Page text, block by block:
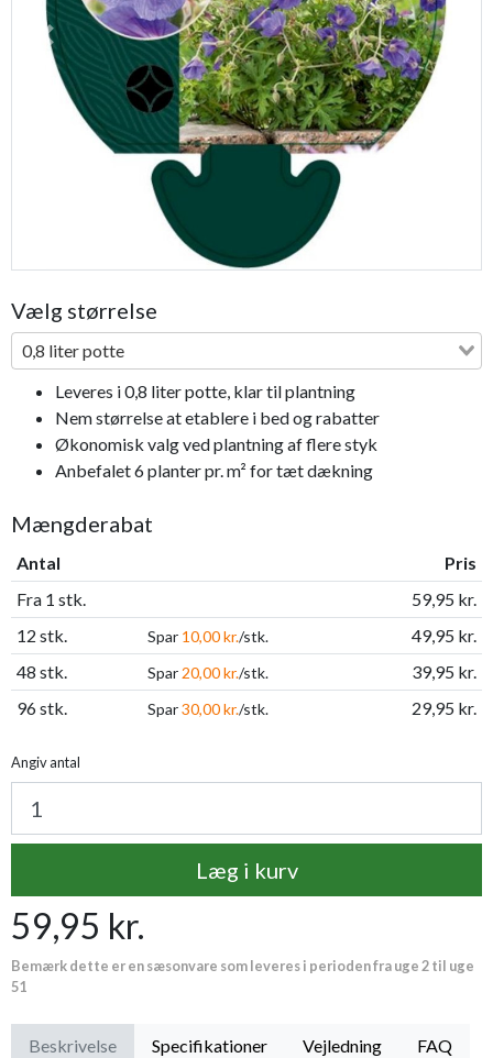
Previous
Vælg størrelse
0,8 liter potte
Leveres i 0,8 liter potte, klar til plantning
Nem størrelse at etablere i bed og rabatter
Økonomisk valg ved plantning af flere styk
Anbefalet 6 planter pr. m² for tæt dækning
Mængderabat
Antal
Pris
Fra 1 stk.
59,95 kr.
12 stk.
Spar 10,00 kr./stk.
49,95 kr.
48 stk.
Spar 20,00 kr./stk.
39,95 kr.
96 stk.
Spar30,00 kr./stk. 29,95 kr.
Angiv antal
Læg i kurv
59,95 kr.
Bemærk dette er en sæsonvare som leveres i perioden fra uge 2 til uge
51
Beskrivelse Specifikationer Vejledning FAQ